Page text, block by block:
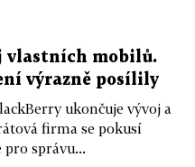
vlastních mobilů.
výrazně posílily
ukončuje vývoj a
firma se pokusí
pro správu...